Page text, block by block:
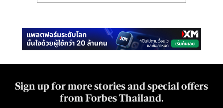
Sign up for more stories and special offers
from Forbes Thailand.